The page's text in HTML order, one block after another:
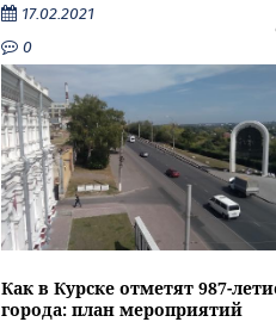
17.02.2021
0
Как в Курске отметят 987-
города: план мероприятий